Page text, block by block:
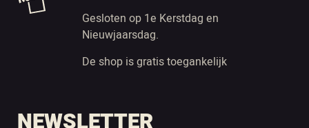
Gesloten op 1e Kerstdag en
Nieuwjaarsdag.
De shop is gratis toegankelijk